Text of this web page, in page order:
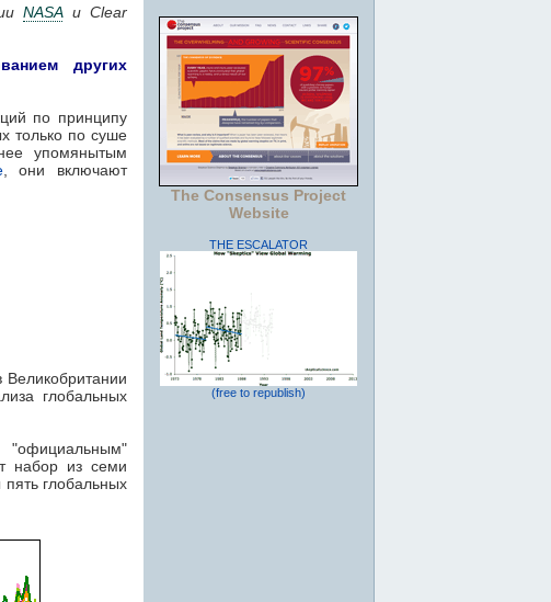
NASAи Clear
других
по принципу
только по суше
упомянытым
, они включают
Великобритании
глобальных
"официальным"
набор из семи
глобальных
The Consensus Project
Website
THE ESCALATOR
(free to republish)